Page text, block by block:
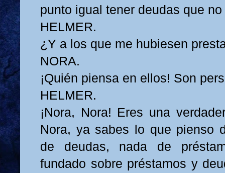
punto igual tener deudas que
HELMER.
¿Y a los que me hubiesen
NORA.
¡Quién piensa en ellos! Son
HELMER.
¡Nora, Nora! Eres una
Nora, ya sabes lo que pienso
de deudas, nada de
fundado sobre préstamos y